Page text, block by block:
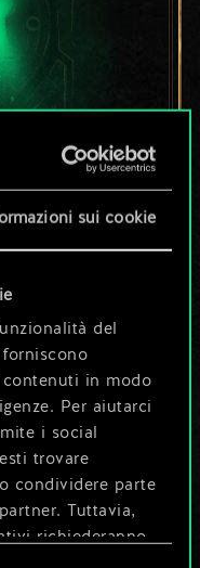
sui cookie
del
in modo
Per aiutarci
i social
trovare
condividere parte
Tuttavia,
richiederanno
un
una